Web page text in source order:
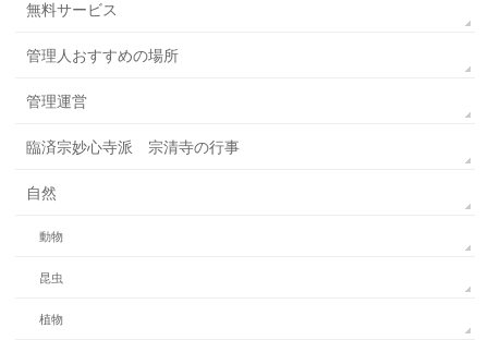
無料サービス
管理人おすすめの場所
管理運営
臨済宗妙心寺派 宗清寺の行事
自然
動物
昆虫
植物